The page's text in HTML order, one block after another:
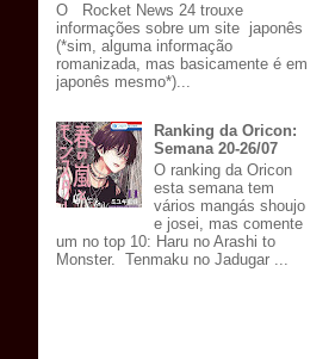
O Rocket News 24 trouxe
informações sobre um site japonês
(*sim, alguma informação
romanizada, mas basicamente é em
japonês mesmo*)...
Ranking da Oricon:
Semana 20-26/07
O ranking da Oricon
esta semana tem
vários mangás shoujo
e josei, mas comente
um no top 10: Haru no Arashi to
Monster. Tenmaku no Jadugar ...